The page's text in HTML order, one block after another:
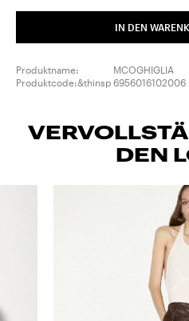
IN DEN
Produktname:
MCOGHIGLIA
Produktcode:&thinsp 6956016102006
DEN